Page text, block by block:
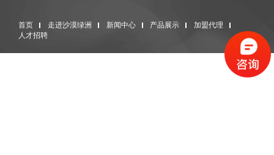
首页 走进沙漠绿洲 新闻中心 产品展示
加盟代理
人才招聘